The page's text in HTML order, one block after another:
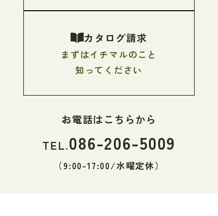
カタログ請求
まずはイチマルのこと
知ってください
お電話はこちらから
TEL.086-206-5009
（9:00-17:00/水曜定休）